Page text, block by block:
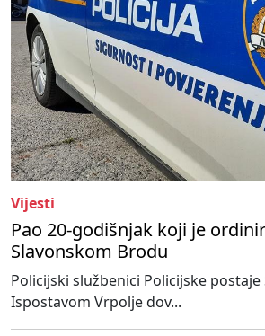
Vijesti
Pao 20-godišnjak koji je
Slavonskom Brodu
Policijski službenici Policijske postaje
Ispostavom Vrpolje dov...